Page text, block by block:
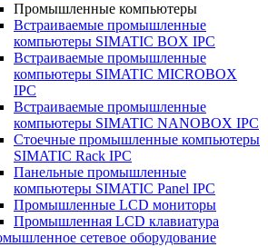
Промышленные компьютеры
Встраиваемые промышленные
компьютеры SIMATIC BOX IPC
Встраиваемые промышленные
компьютеры SIMATIC MICROBOX
IPC
Встраиваемые промышленные
компьютеры SIMATIC NANOBOX IPC
Стоечные промышленные компьютеры
SIMATIC Rack IPC
Панельные промышленные
компьютеры SIMATIC Panel IPC
Промышленные LCD мониторы
Промышленная LCD клавиатура
сетевое оборудование